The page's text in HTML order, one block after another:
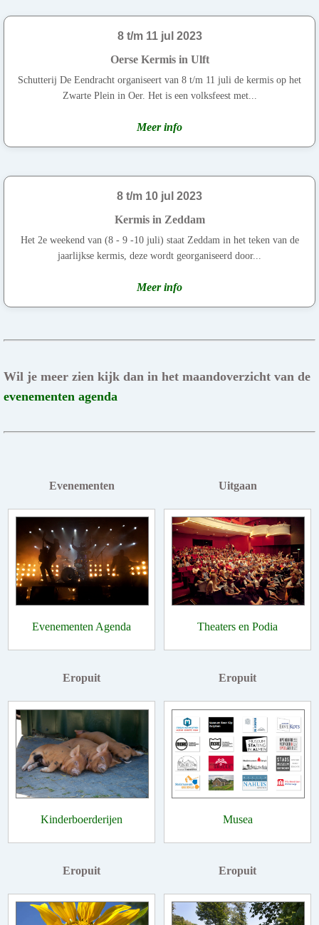
8 t/m 11 jul 2023
Oerse Kermis in Ulft
Schutterij De Eendracht organiseert van 8 t/m 11 juli de kermis op het
Zwarte Plein in Oer. Het is een volksfeest met...
Meer info
8 t/m 10 jul 2023
Kermis in Zeddam
Het 2e weekend van (8 - 9 -10 juli) staat Zeddam in het teken van de
jaarlijkse kermis, deze wordt georganiseerd door...
Meer info
Wil je meer zien kijk dan in het maandoverzicht van de
evenementen agenda
Evenementen
Evenementen Agenda
Uitgaan
Theaters en Podia
Eropuit
Kinderboerderijen
Eropuit
Musea
Eropuit Eropuit